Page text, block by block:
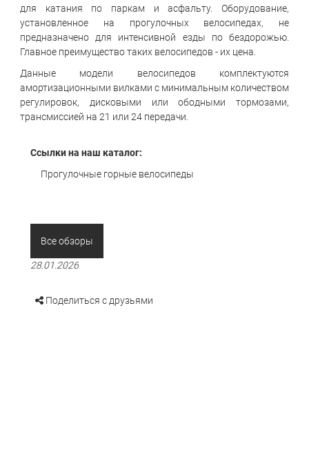
для катания по паркам и асфальту. Оборудование,
установленное на прогулочных велосипедах, не
предназначено для интенсивной езды по бездорожью.
Главное преимущество таких велосипедов - их цена.
Данные модели велосипедов комплектуются
амортизационными вилками с минимальным количеством
регулировок, дисковыми или ободными тормозами,
трансмиссией на 21 или 24 передачи.
Ссылки на наш каталог:
Прогулочные горные велосипеды
Все обзоры
28.01.2026
Поделиться с друзьями